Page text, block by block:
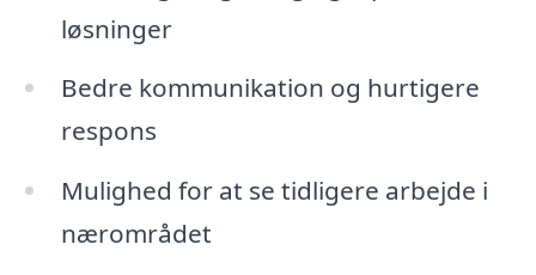
løsninger
Bedre kommunikation og hurtigere
respons
Mulighed for at se tidligere arbejde i
nærområdet